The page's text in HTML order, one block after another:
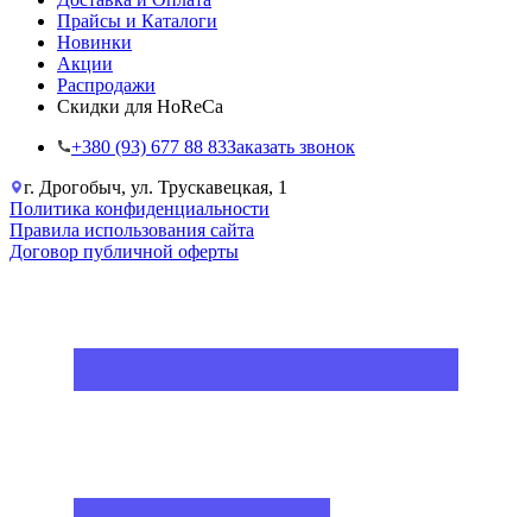
Прайсы и Каталоги
Новинки
Акции
Распродажи
Скидки для HoReCa
+38‎0 (93) 677 88 83Заказать звонок
г. Дрогобыч, ул. Трускавецкая, 1
Политика конфиденциальности
Правила использования сайта
Договор публичной оферты